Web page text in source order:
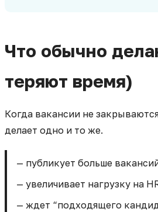
Что обычно
теряют время)
Когда вакансии не
делает одно и то же.
— публикует больше
— увеличивает нагрузку на
— ждет “подходящего